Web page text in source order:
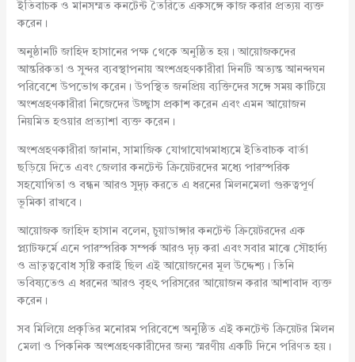
ইতিবাচক ও মানসম্মত কনটেন্ট তৈরিতে একসঙ্গে কাজ করার প্রত্যয় ব্যক্ত
করেন।
অনুষ্ঠানটি জাহিদ হাসানের পক্ষ থেকে অনুষ্ঠিত হয়। আয়োজকদের
আন্তরিকতা ও সুন্দর ব্যবস্থাপনায় অংশগ্রহণকারীরা দিনটি অত্যন্ত আনন্দঘন
পরিবেশে উপভোগ করেন। উপস্থিত জনপ্রিয় ব্যক্তিদের সঙ্গে সময় কাটিয়ে
অংশগ্রহণকারীরা নিজেদের উচ্ছ্বাস প্রকাশ করেন এবং এমন আয়োজন
নিয়মিত হওয়ার প্রত্যাশা ব্যক্ত করেন।
অংশগ্রহণকারীরা জানান, সামাজিক যোগাযোগমাধ্যমে ইতিবাচক বার্তা
ছড়িয়ে দিতে এবং জেলার কনটেন্ট ক্রিয়েটরদের মধ্যে পারস্পরিক
সহযোগিতা ও বন্ধন আরও সুদৃঢ় করতে এ ধরনের মিলনমেলা গুরুত্বপূর্ণ
ভূমিকা রাখবে।
আয়োজক জাহিদ হাসান বলেন, চুয়াডাঙ্গার কনটেন্ট ক্রিয়েটরদের এক
প্ল্যাটফর্মে এনে পারস্পরিক সম্পর্ক আরও দৃঢ় করা এবং সবার মাঝে সৌহার্দ্য
ও ভ্রাতৃত্ববোধ সৃষ্টি করাই ছিল এই আয়োজনের মূল উদ্দেশ্য। তিনি
ভবিষ্যতেও এ ধরনের আরও বৃহৎ পরিসরের আয়োজন করার আশাবাদ ব্যক্ত
করেন।
সব মিলিয়ে প্রকৃতির মনোরম পরিবেশে অনুষ্ঠিত এই কনটেন্ট ক্রিয়েটর মিলন
মেলা ও পিকনিক অংশগ্রহণকারীদের জন্য স্মরণীয় একটি দিনে পরিণত হয়।